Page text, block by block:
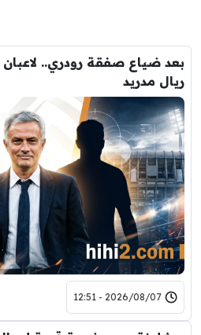
بعد ضياع صفقة رودري..
ريال مدريد
2026/08/07 - 12:51